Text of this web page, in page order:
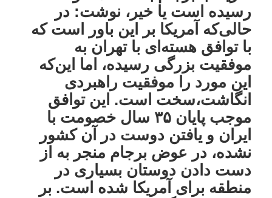
رسیده است یا خیر، نوشت: در
حالی‌که آمریکا بر این باور است که
با توافق هسته‌ای با تهران به
موفقیت بزرگی رسیده، اما این‌که
این مورد را موفقیت راهبردی
انگاشت،سخت است. این توافق
موجب پایان ۳۵ سال خصومت با
ایران و یافتن دوست در آن کشور
نشده، در عوض برجام منجر به از
دست دادن دوستان بسیاری در
منطقه برای آمریکا شده است. بر